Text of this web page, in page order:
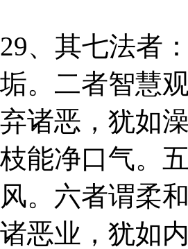
29、其七法者
垢。二者智慧
弃诸恶，犹如
枝能净口气。
风。六者谓柔
诸恶业，犹如